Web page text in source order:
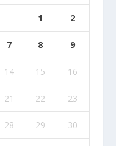
1 2
7 8 9
14 15 16
21 22 23
28 29 30